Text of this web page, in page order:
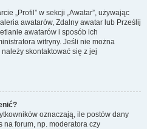
„Profil” w sekcji „Awatar”, używając
awatarów, Zdalny awatar lub Prześlij
awatarów i sposób ich
witryny. Jeśli nie można
skontaktować się z jej
oznaczają, ile postów dany
na forum, np. moderatora czy